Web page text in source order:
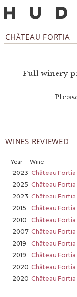
CHÂTEAU FORTIA
Full winery
WINES REVIEWED
Year Wine
2023 Château
2025 Château
2023 Château
2015
Château
2010
Château
2007 Château
2019
Château
2019
Château Fortia
2020 Château
2020 Château